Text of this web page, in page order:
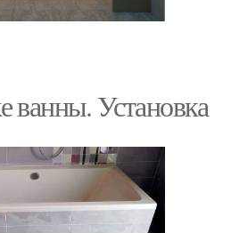
ванны. Установка